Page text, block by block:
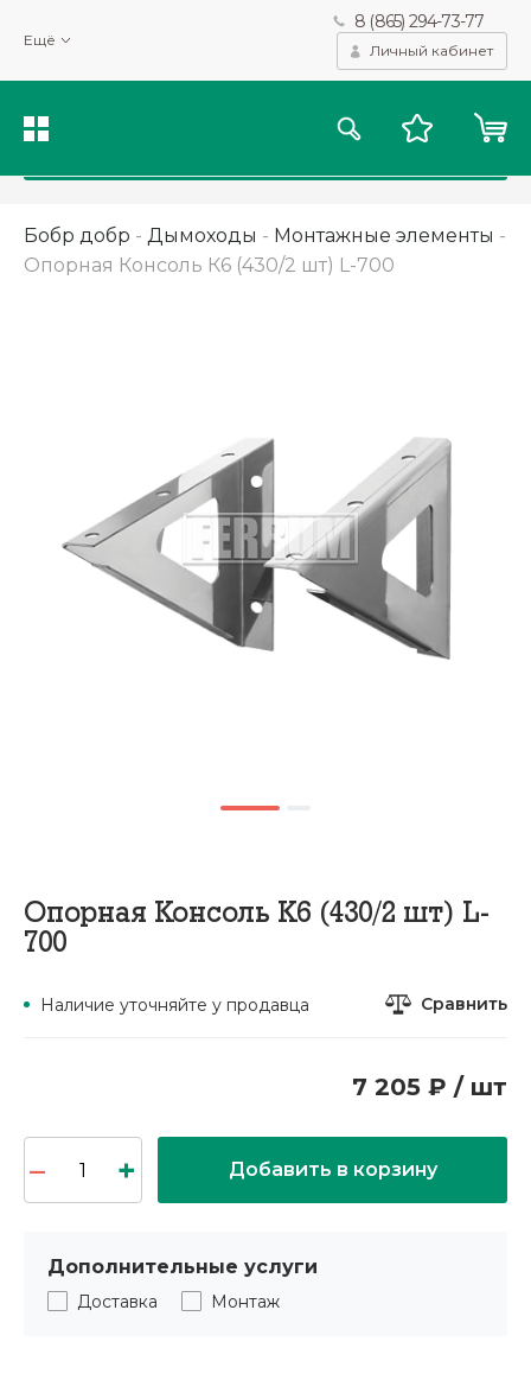
Ещё
8 (865) 294-73-77
Личный кабинет
Бобр добр - Дымоходы - Монтажные элементы -
Опорная Консоль К6 (430/2 шт) L-700
Опорная Консоль К6 (430/2 шт) L-
700
Наличие уточняйте у продавца Сравнить
7 205 ₽ / шт
Добавить в корзину
Дополнительные услуги
Доставка Монтаж
Мы используем файлы cookie и другие подобные технологии
для получения данных с целью сбора статистики, повышения
качества рекомендаций и предоставления вам возможности
персонализированного просмотра.Подробнее